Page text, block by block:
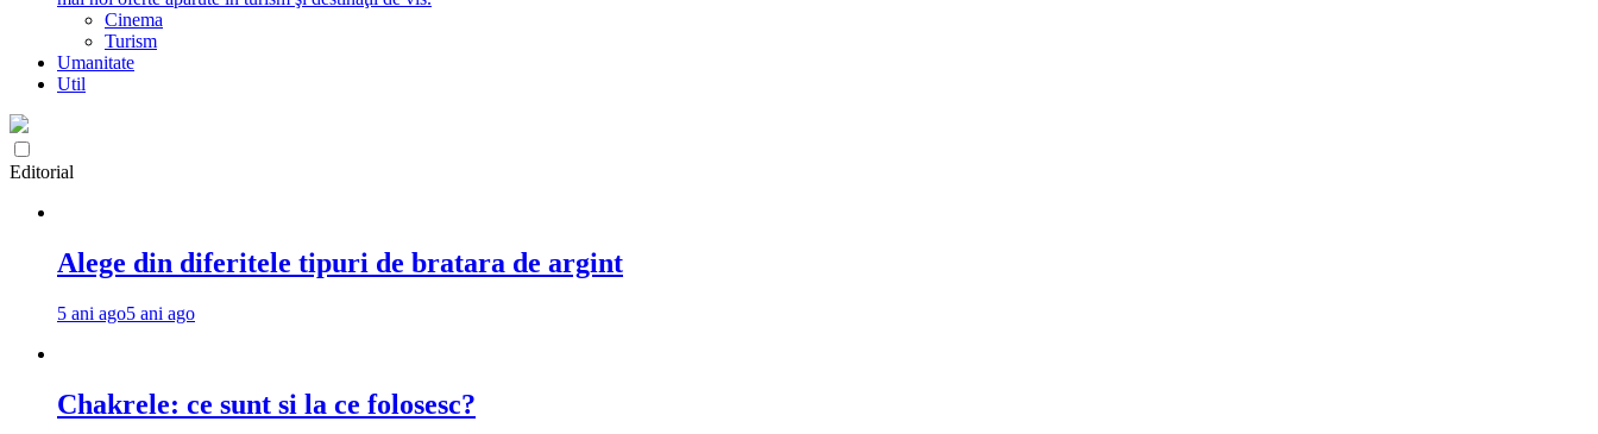
Cinema
Turism
Umanitate
Util
Editorial
Alege din diferitele tipuri de bratara de argint
5 ani ago5 ani ago
Chakrele: ce sunt si la ce folosesc?